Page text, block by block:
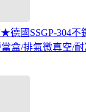
德國SSGP-304不
盒/排氣微真空/